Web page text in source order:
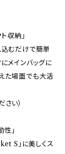
収納」
込むだけで簡単
メインバッグに
た場面でも大活
い）
」
S」に美しくス